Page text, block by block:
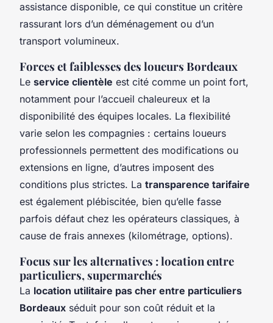
assistance disponible, ce qui constitue un critère
rassurant lors d’un déménagement ou d’un
transport volumineux.
Forces et faiblesses des loueurs Bordeaux
Le service clientèle est cité comme un point fort,
notamment pour l’accueil chaleureux et la
disponibilité des équipes locales. La flexibilité
varie selon les compagnies : certains loueurs
professionnels permettent des modifications ou
extensions en ligne, d’autres imposent des
conditions plus strictes. La transparence tarifaire
est également plébiscitée, bien qu’elle fasse
parfois défaut chez les opérateurs classiques, à
cause de frais annexes (kilométrage, options).
Focus sur les alternatives : location entre
particuliers, supermarchés
La location utilitaire pas cher entre particuliers
Bordeaux séduit pour son coût réduit et la